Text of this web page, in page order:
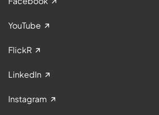
YouTube
FlickR
LinkedIn
Instagram